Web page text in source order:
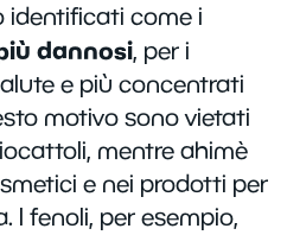
identificati come i
dannosi, per i
e più concentrati
motivo sono vietati
mentre ahimè
e nei prodotti per
I fenoli, per esempio,